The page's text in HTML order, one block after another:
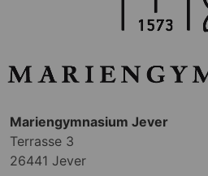
Mariengymnasium Jever
Terrasse 3
26441 Jever